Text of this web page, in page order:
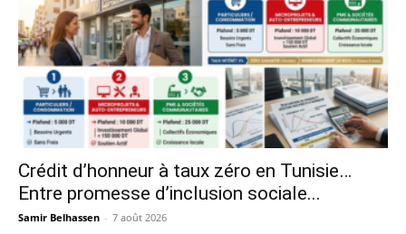
Crédit d’honneur à taux zéro en Tunisie…
Entre promesse d’inclusion sociale...
Samir Belhassen - 7 août 2026